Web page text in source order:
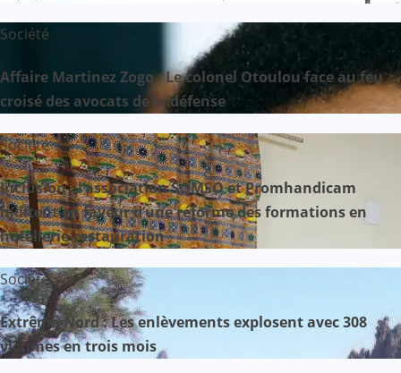
Société
Affaire Martinez Zogo : Le colonel Otoulou face au feu
croisé des avocats de la défense
Société
Inclusion : l’association SOMSO et Promhandicam
militent en faveur d’une réforme des formations en
hôtellerie-restauration
Société
Extrême-Nord : Les enlèvements explosent avec 308
victimes en trois mois